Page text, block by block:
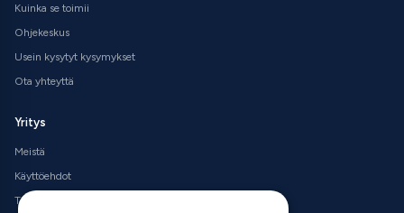
Kuinka se toimii
Ohjekeskus
Usein kysytyt kysymykset
Ota yhteyttä
Yritys
Meistä
Käyttöehdot
Tietosuojakäytäntö